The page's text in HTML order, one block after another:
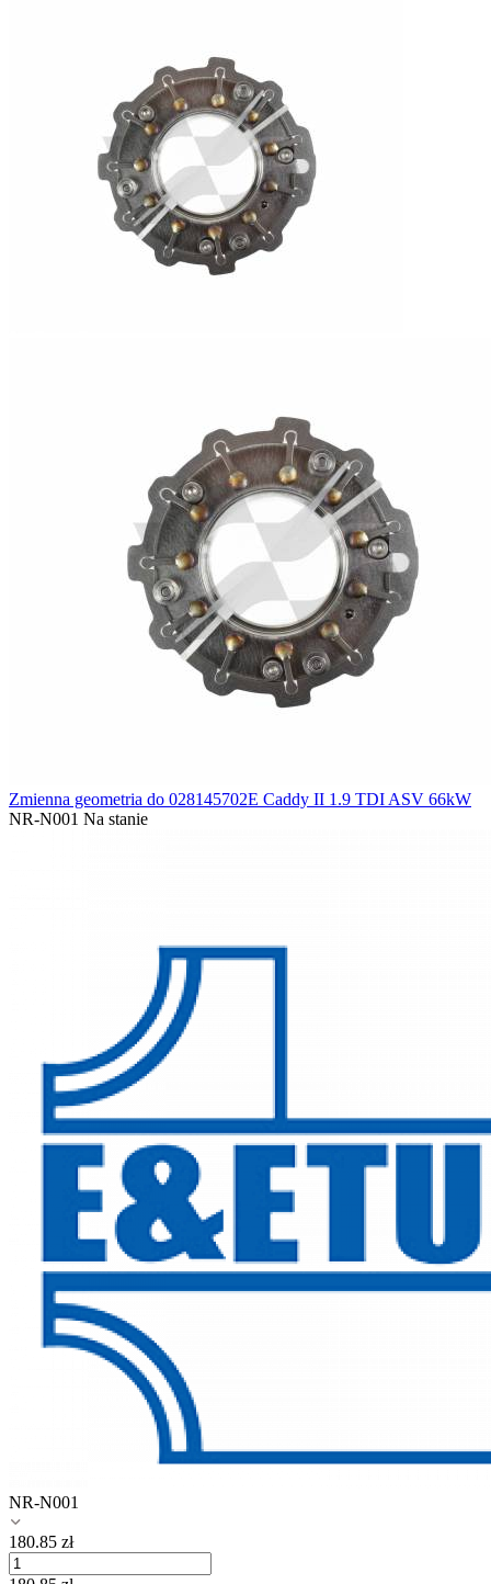
Zmienna geometria do 028145702E Caddy II 1.9 TDI ASV 66kW
NR-N001 Na stanie
NR-N001
180.85 zł